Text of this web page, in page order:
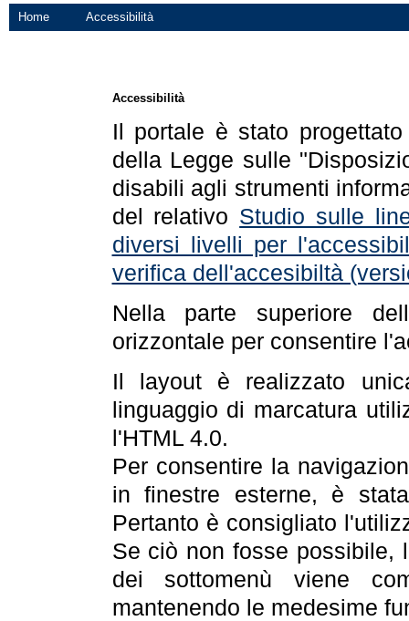
Home Accessibilità
Accessibilità
Il portale è stato
della Legge sulle
disabili agli strumenti
del relativo Studio sulle
diversi livelli per
verifica dell'accesibiltà
Nella parte superiore
orizzontale per consentire
Il layout è realizzato
linguaggio di marcatura
l'HTML 4.0.
Per consentire la
in finestre esterne, è
Pertanto è consigliato
Se ciò non fosse possibile,
dei sottomenù viene
mantenendo le medesime